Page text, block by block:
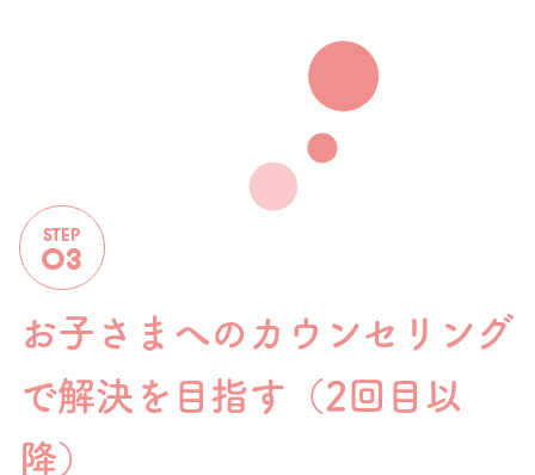
お子さまへのカウンセリング
で解決を目指す（2回目以
降）